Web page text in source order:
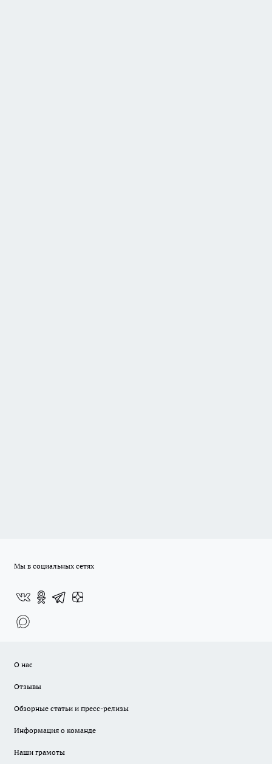
Мы в социальных сетях
О нас
Отзывы
Обзорные статьи и пресс-релизы
Информация о команде
Наши грамоты